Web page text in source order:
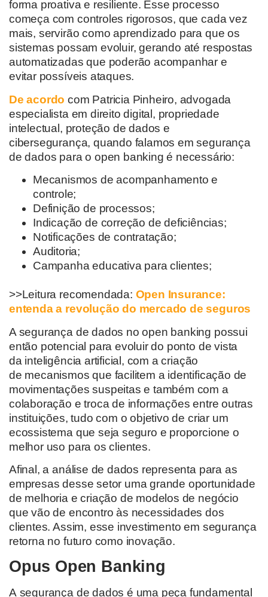
forma proativa e resiliente. Esse processo
começa com controles rigorosos, que cada vez
mais, servirão como aprendizado para que os
sistemas possam evoluir, gerando até respostas
automatizadas que poderão acompanhar e
evitar possíveis ataques.
De acordo com Patricia Pinheiro, advogada
especialista em direito digital, propriedade
intelectual, proteção de dados e
cibersegurança, quando falamos em segurança
de dados para o open banking é necessário:
Mecanismos de acompanhamento e
controle;
Definição de processos;
Indicação de correção de deficiências;
Notificações de contratação;
Auditoria;
Campanha educativa para clientes;
>>Leitura recomendada: Open Insurance:
entenda a revolução do mercado de seguros
A segurança de dados no open banking possui
então potencial para evoluir do ponto de vista
da inteligência artificial, com a criação
de mecanismos que facilitem a identificação de
movimentações suspeitas e também com a
colaboração e troca de informações entre outras
instituições, tudo com o objetivo de criar um
ecossistema que seja seguro e proporcione o
melhor uso para os clientes.
Afinal,aanálise de dados representa para as
empresas desse setor uma grande oportunidade
de melhoria e criação de modelos de negócio
que vão de encontroàs necessidades dos
clientes. Assim, esse investimento em segurança
retorna no futuro como inovação.
Opus Open Banking
A segurança de dados é uma peça fundamental